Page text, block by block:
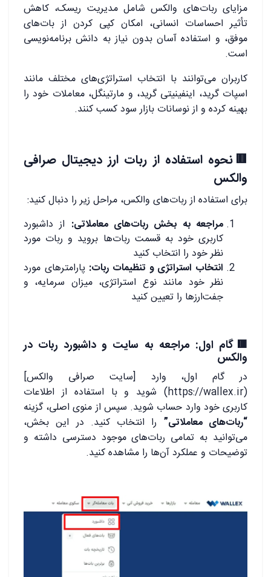
مزایای ربات‌های والکس شامل مدیریت ریسک، کاهش
تأثیر احساسات انسانی، امکان کپی کردن از بات‌های
موفق، و استفاده آسان بدون نیاز به دانش برنامه‌نویسی
است.
کاربران می‌توانند با انتخاب استراتژی‌های مختلف مانند
اسپات گرید، اینفینیتی گرید، و مارتینگل، معاملات خود را
بهینه کرده و از نوسانات بازار سود کسب کنند.
🟥نحوه استفاده از ربات ارز دیجیتال صرافی
والکس
برای استفاده از ربات‌های والکس، مراحل زیر را دنبال کنید:
مراجعه به بخش ربات‌های معاملاتی: از داشبورد
کاربری خود به قسمت ربات‌ها بروید و ربات مورد
نظر خود را انتخاب کنید
انتخاب استراتژی و تنظیمات ربات: پارامترهای مورد
نظر خود مانند نوع استراتژی، میزان سرمایه، و
جفت‌ارزها را تعیین کنید
🟥گام اول: مراجعه به سایت و داشبورد ربات در
والکس
در گام اول، وارد [سایت صرافی والکس]
(https://wallex.ir) شوید و با استفاده از اطلاعات
کاربری خود وارد حساب شوید. سپس از منوی اصلی، گزینه
“ربات‌های معاملاتی” را انتخاب کنید. در این بخش،
می‌توانید به تمامی ربات‌های موجود دسترسی داشته و
توضیحات و عملکرد آن‌ها را مشاهده کنید.